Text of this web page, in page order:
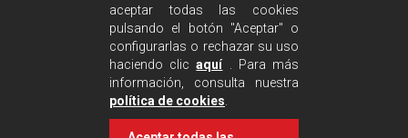
Política de privacidad
Política de cookies
aceptar todas las cookies
pulsando el botón "Aceptar" o
configurarlas o rechazar su uso
haciendo clicaquí. Para más
información, consulta nuestra
política de cookies